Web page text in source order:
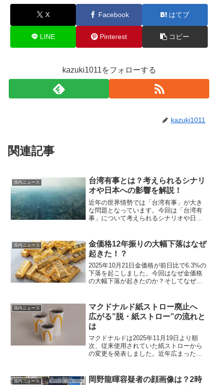
X Facebook はてブ
LINE Pinterest コピー
kazuki1011をフォローする
kazuki1011
関連記事
国内ニュース
台湾有事とは？考えられるシナリ
オや日本への影響を解説！
近年の世界情勢では「台湾有事」が大き
な問題となっています。今回は「台湾有
事」について考えられるシナリオや日本
国内ニュース
金価格12年振りの大幅下落はなぜ
起きた！？
2025年10月21日金価格が前日比で6.3%の
下落を起こしました。今回はなぜ金価格
の大幅下落が起きたのか？そしてなぜ金
た。
国内ニュース
マクドナルド紙ストロー廃止へ
広がる”脱・紙ストロー”の流れと
は
マクドナルドは2025年11月19日より順
次、従来使用されていた紙ストローから
の変更を発表しました。近年広まった紙
クドナルドの変更内容や紙ストローの廃
国内ニュース
岡野龍暉容疑者の顔画像は？2時